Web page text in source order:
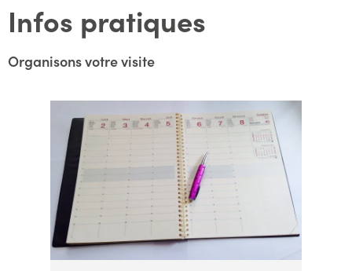
Infos pratiques
Organisons votre visite